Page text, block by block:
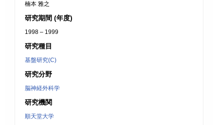
楠本 雅之
研究期間 (年度)
1998 – 1999
研究種目
基盤研究(C)
研究分野
脳神経外科学
研究機関
順天堂大学